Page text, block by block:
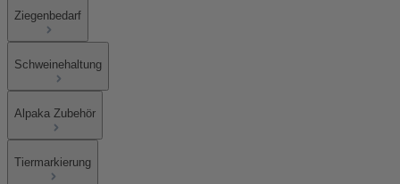
Ziegenbedarf
Schweinehaltung
Alpaka Zubehör
Tiermarkierung